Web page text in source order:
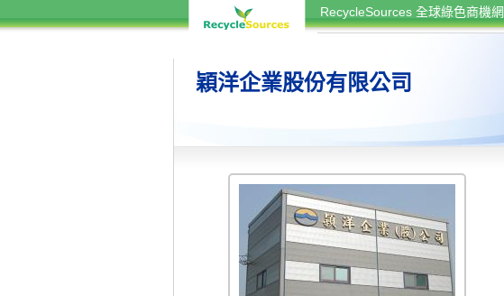
RecycleSources 全球綠色商機網
穎洋企業股份有限公司